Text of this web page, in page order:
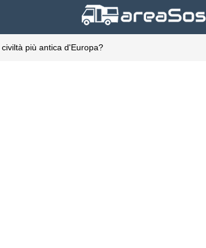
più antica d'Europa?